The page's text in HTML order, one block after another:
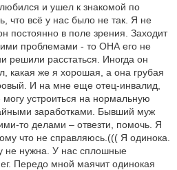
и ушел к знакомой по
что всё у нас было не так. Я не
постоянно в поле зрения. Заходит
проблемами - то ОНА его не
решили расстаться. Иногда он
какая же я хорошая, а она грубая
И на мне еще отец-инвалид,
устроиться на нормальную
заработками. Бывший муж
то делами – отвезти, помочь. Я
что не справляюсь.((( Я одинока.
не нужна. У нас сплошные
Передо мной маячит одинокая